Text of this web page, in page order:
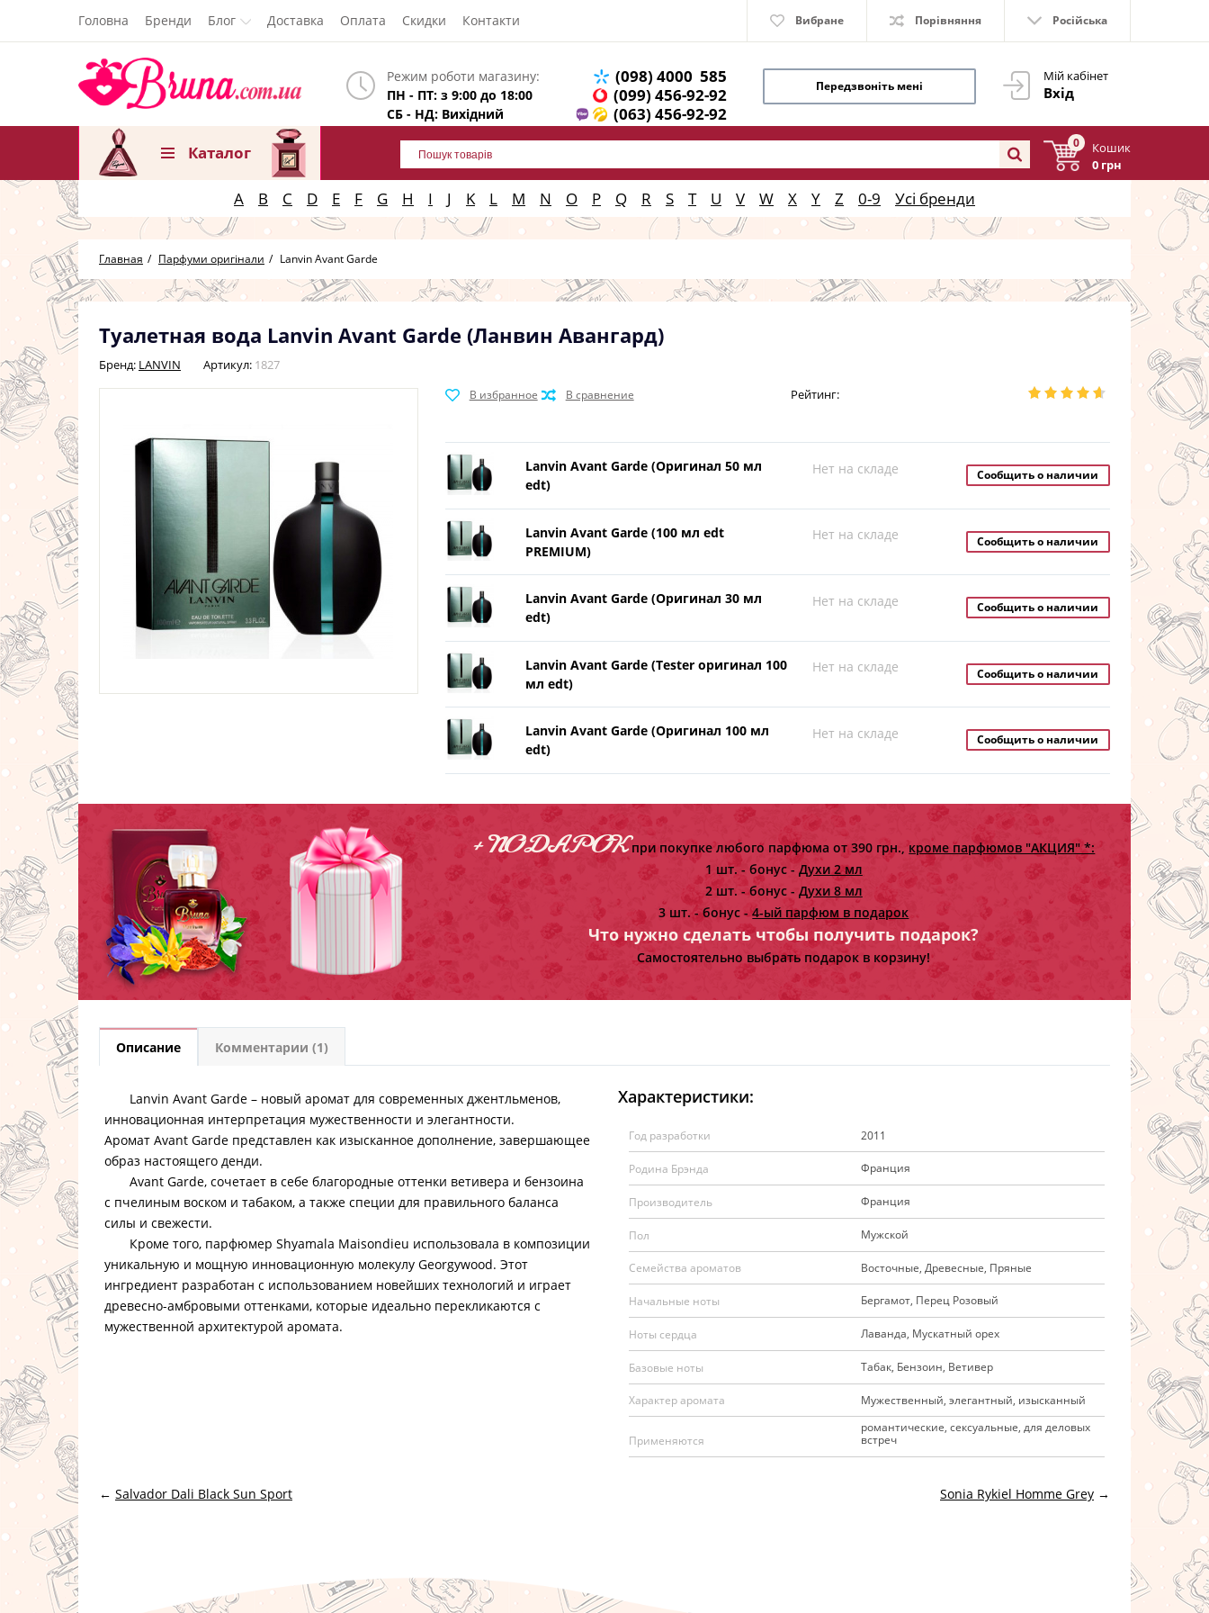
Головна Бренди Блог Доставка Оплата Скидки Контакти Вибране Порівняння Російська
Мій кабінет
Вхід
Режим роботи магазину:
ПН - ПТ: з 9:00 до 18:00
СБ - НД: Вихідний
(098) 4000 585
(099) 456-92-92
(063) 456-92-92
Передзвоніть мені
0
Кошик
0 грн
Каталог
A B C D E F G H I J K L M N O P Q R S T U V W X Y Z 0-9 Усі бренди
Главная Парфуми оригінали Lanvin Avant Garde
Туалетная вода Lanvin Avant Garde (Ланвин Авангард)
Бренд: LANVIN Артикул: 1827
Рейтинг:
Lanvin Avant Garde (Оригинал 50 мл
edt)
Нет на складе Сообщить о наличии
Lanvin Avant Garde (100 мл edt
PREMIUM)
Нет на складе Сообщить о наличии
Lanvin Avant Garde (Оригинал 30 мл
edt)
Нет на складе Сообщить о наличии
Lanvin Avant Garde (Tester оригинал 100
мл edt)
Нет на складе Сообщить о наличии
Lanvin Avant Garde (Оригинал 100 мл
edt)
Нет на складе Сообщить о наличии
+ ПОДАРОКпри покупке любого парфюма от 390 грн., кроме парфюмов "АКЦИЯ" *:
1 шт. - бонус - Духи 2 мл
2 шт. - бонус - Духи 8 мл
3 шт. - бонус -4-ый парфюм в подарок
Что нужно сделать чтобы получить подарок?
Самостоятельно выбрать подарок в корзину!
Описание Комментарии (1)
Lanvin Avant Garde – новый аромат для современных джентльменов,
инновационная интерпретация мужественности и элегантности.
Аромат Avant Garde представлен как изысканное дополнение, завершающее
образ настоящего денди.
Avant Garde, сочетает в себе благородные оттенки ветивера и бензоина
с пчелиным воском и табаком, а также специи для правильного баланса
силы и свежести.
Кроме того, парфюмер Shyamala Maisondieu использовала в композиции
уникальную и мощную инновационную молекулу Georgywood. Этот
ингредиент разработан с использованием новейших технологий и играет
древесно-амбровыми оттенками, которые идеально перекликаются с
мужественной архитектурой аромата.
Характеристики:
Год разработки 2011
Родина Брэнда Франция
Производитель Франция
Пол Мужской
Семейства ароматов Восточные, Древесные, Пряные
Начальные ноты Бергамот, Перец Розовый
Ноты сердца Лаванда, Мускатный орех
Базовые ноты Табак, Бензоин, Ветивер
Характер аромата Мужественный, элегантный, изысканный
Применяются
романтические, сексуальные, для деловых
встреч
← Salvador Dali Black Sun Sport Sonia Rykiel Homme Grey →